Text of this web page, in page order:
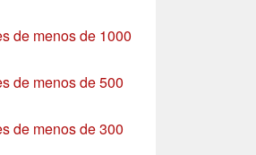
de menos de 1000
de menos de 500
de menos de 300